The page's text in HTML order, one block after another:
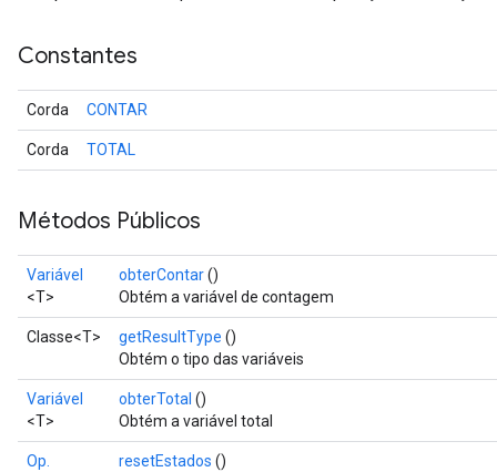
Constantes
Corda CONTAR
Corda TOTAL
Métodos Públicos
Variável
<T>
obterContar()
Obtém a variável de contagem
Classe<T> getResultType ()
Obtém o tipo das variáveis
Variável
<T>
obterTotal ()
Obtém a variável total
Op. resetEstados ()